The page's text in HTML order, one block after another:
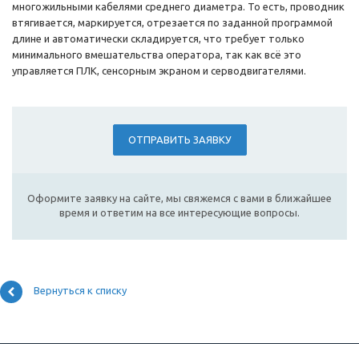
многожильными кабелями среднего диаметра. То есть, проводник
втягивается, маркируется, отрезается по заданной программой
длине и автоматически складируется, что требует только
минимального вмешательства оператора, так как всё это
управляется ПЛК, сенсорным экраном и серводвигателями.
ОТПРАВИТЬ ЗАЯВКУ
Оформите заявку на сайте, мы свяжемся с вами в ближайшее
время и ответим на все интересующие вопросы.
Вернуться к списку